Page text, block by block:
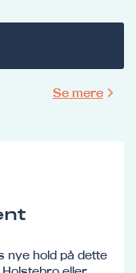
Se mere
nye hold på dette